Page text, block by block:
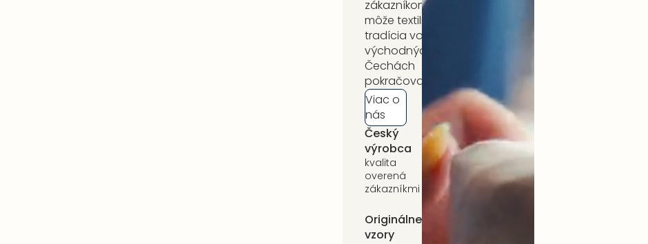
zákazníkom,
môže textilná
tradícia vo
východných
Čechách
pokračovať.
Viac o
nás
Český
výrobca
kvalita
overená
zákazníkmi
5 rokov
záruka
na celý
sortiment
Originálne
vzory